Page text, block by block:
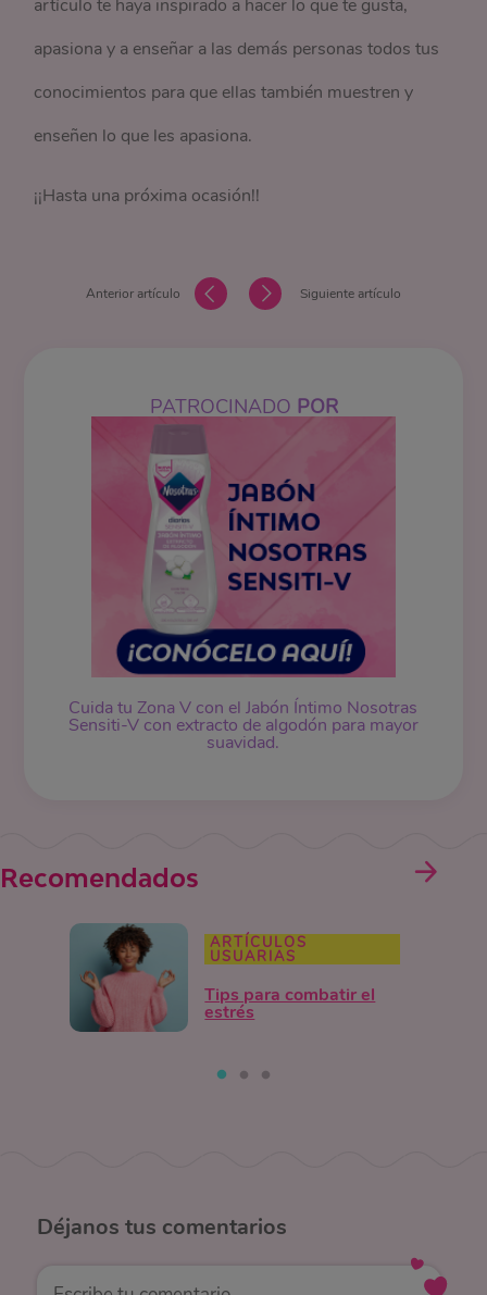
artículo te haya inspirado a hacer lo que te gusta,
apasiona y a enseñar a las demás personas todos tus
conocimientos para que ellas también muestren y
enseñen lo que les apasiona.
¡¡Hasta una próxima ocasión!!
Anterior artículo Siguiente artículo
PATROCINADO POR
Cuida tu Zona V con el Jabón Íntimo Nosotras
Sensiti-V con extracto de algodón para mayor
suavidad.
Recomendados
ARTÍCULOS
USUARIAS
Tips para combatir el
estrés
Déjanos tus comentarios